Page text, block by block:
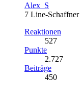
Alex_S
7 Line-Schaffner
Reaktionen
527
Punkte
2.727
Beiträge
450